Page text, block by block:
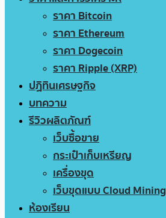
ราคา Bitcoin
ราคา Ethereum
ราคา Dogecoin
ราคา Ripple (XRP)
ปฏิทินเศรษฐกิจ
บทความ
รีวิวผลิตภัณฑ์
เว็บซื้อขาย
กระเป๋าเก็บเหรียญ
เครื่องขุด
เว็บขุดแบบ Cloud Mining
ห้องเรียน